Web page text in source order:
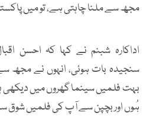
مجھ سے ملنا چاہتی ہے، تو میں
اداکارہ شبنم نے کہا کہ احسن
سنجیدہ بات ہوئی، انہوں نے مجھ
بہت فلمیں سینما گھروں میں دیکھی
ہُوں اور بچپن سے آپ کی فلمیں شوق